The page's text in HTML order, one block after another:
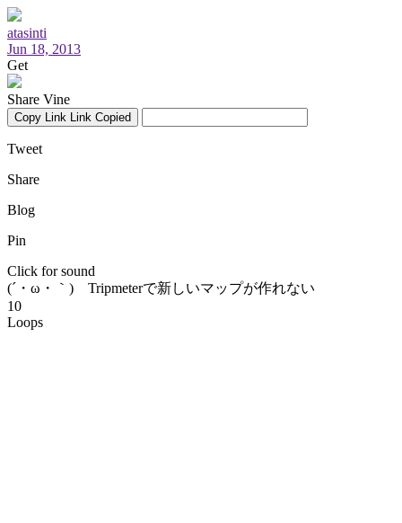
atasinti
Jun 18, 2013
Get
Share Vine
Copy Link Link Copied
Tweet
Share
Blog
Pin
Click for sound
(´・ω・｀) Tripmeterで新しいマップが作れない
10
Loops